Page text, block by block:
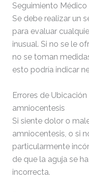
Seguimiento
Se debe realizar un
para evaluar
inusual. Si no se le
no se toman
esto podría indicar
Errores de
amniocentesis
Si siente dolor o
amniocentesis, o si
particularmente
de que la aguja se
incorrecta.